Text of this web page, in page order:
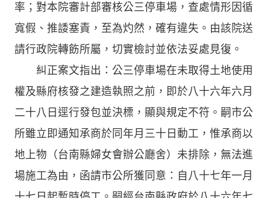
率；對本院審計部審核公三停車場，查處情形因循
寬假、推諉塞責，至為灼然，確有違失。由該院送
請行政院轉飭所屬，切實檢討並依法妥處見復。
糾正案文指出：公三停車場在未取得土地使用
權及縣府核發之建造執照之前，即於八十六年六月
二十八日逕行發包並決標，顯與規定不符。嗣市公
所雖立即通知承商於同年月三十日動工，惟承商以
地上物（台南縣婦女會辦公廳舍）未排除，無法進
場施工為由，函請市公所獲同意：自八十七年一月